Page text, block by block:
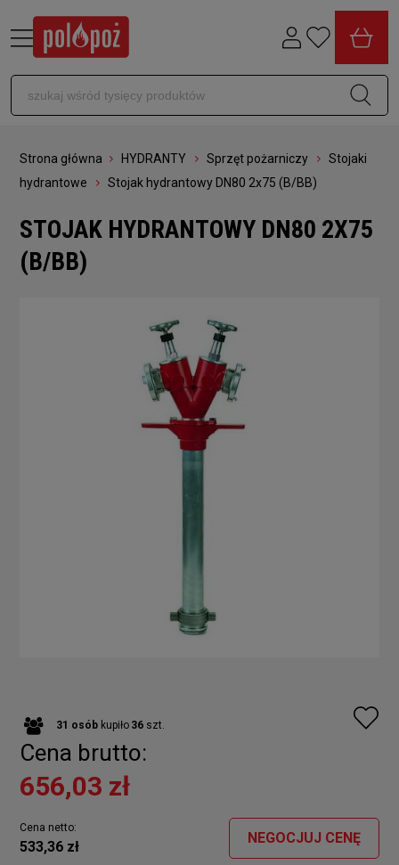
Strona główna HYDRANTY Sprzęt pożarniczy
Stojaki
hydrantowe
Stojak hydrantowy DN80 2x75 (B/BB)
STOJAK HYDRANTOWY DN80 2X75
(B/BB)
31 osób kupiło 36 szt.
Cena brutto:
656,03 zł
Cena netto:
533,36 zł
NEGOCJUJ CENĘ